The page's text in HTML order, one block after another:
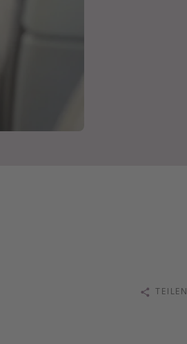
TEILEN